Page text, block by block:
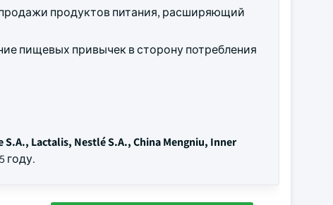
продуктов питания, расширяющий
пищевых привычек в сторону потребления
S.A., Lactalis, Nestlé S.A., China Mengniu, Inner
году.